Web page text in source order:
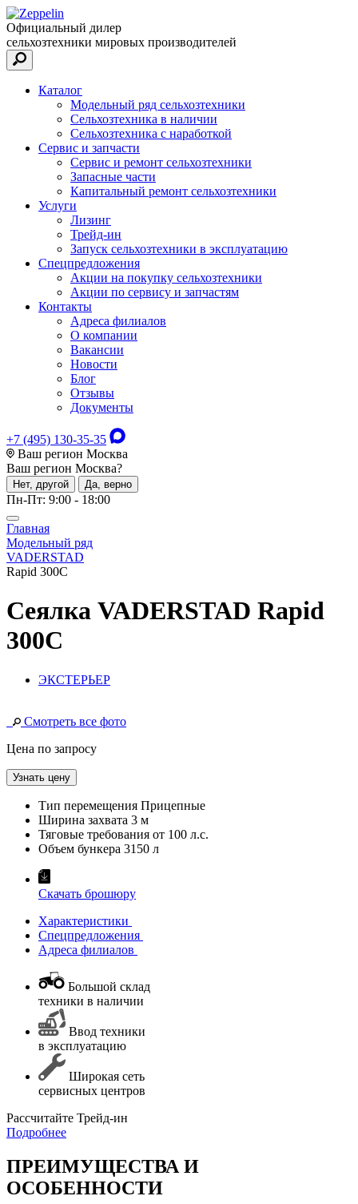
Официальный дилер
сельхозтехники мировых производителей
Каталог
Модельный ряд сельхозтехники
Сельхозтехника в наличии
Сельхозтехника с наработкой
Сервис и запчасти
Сервис и ремонт сельхозтехники
Запасные части
Капитальный ремонт сельхозтехники
Услуги
Лизинг
Трейд-ин
Запуск сельхозтехники в эксплуатацию
Спецпредложения
Акции на покупку сельхозтехники
Акции по сервису и запчастям
Контакты
Адреса филиалов
О компании
Вакансии
Новости
Блог
Отзывы
Документы
+7 (495) 130-35-35
Ваш регион Москва
Ваш регион Москва?
Нет, другой Да, верно
Пн-Пт: 9:00 - 18:00
Главная
Модельный ряд
VADERSTAD
Rapid 300C
Сеялка VADERSTAD Rapid
300C
ЭКСТЕРЬЕР
Смотреть все фото
Цена по запросу
Узнать цену
Тип перемещения Прицепные
Ширина захвата 3 м
Тяговые требования от 100 л.с.
Объем бункера 3150 л
Скачать брошюру
Характеристики
Спецпредложения
Адреса филиалов
Большой склад
техники в наличии
Ввод техники
в эксплуатацию
Широкая сеть
сервисных центров
Раcсчитайте Трейд-ин
Подробнее
ПРЕИМУЩЕСТВА И
ОСОБЕННОСТИ